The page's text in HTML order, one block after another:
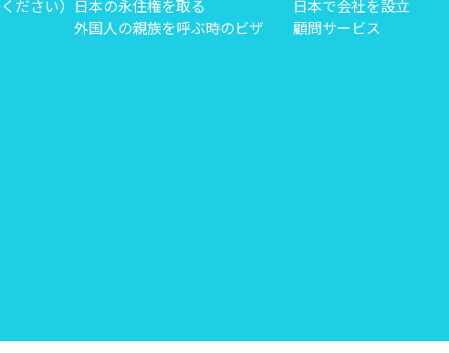
ださい） 日本の永住権を取る
外国人の親族を呼ぶ時のビザ
日本で会社を設立
顧問サービス